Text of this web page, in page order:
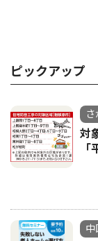
ピックアップ
対
中